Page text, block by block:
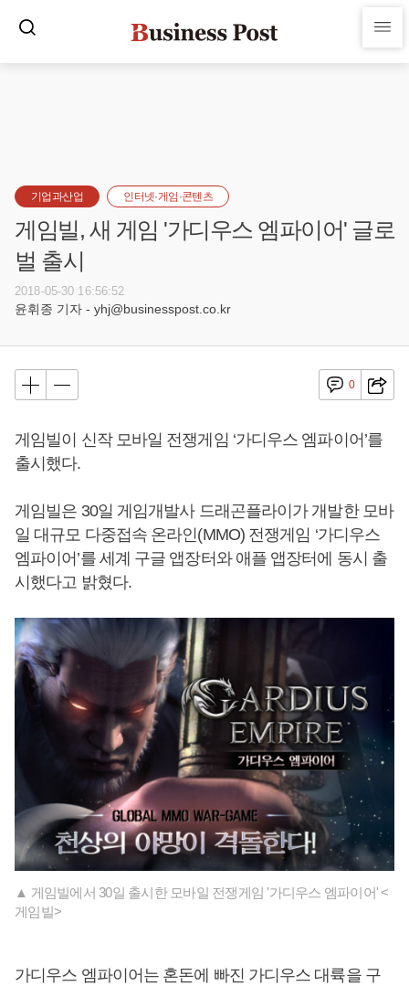
기업과산업 인터넷·게임·콘텐츠
게임빌, 새 게임 '가디우스 엠파이어' 글로
벌 출시
2018-05-30 16:56:52
윤휘종 기자 - yhj@businesspost.co.kr
0
게임빌이 신작 모바일 전쟁게임 ‘가디우스 엠파이어’를
출시했다.
게임빌은 30일 게임개발사 드래곤플라이가 개발한 모바
일 대규모 다중접속 온라인(MMO) 전쟁게임 ‘가디우스
엠파이어’를 세계 구글 앱장터와 애플 앱장터에 동시 출
시했다고 밝혔다.
▲ 게임빌에서 30일 출시한 모바일 전쟁게임 '가디우스 엠파이어' <
게임빌>
가디우스 엠파이어는 혼돈에 빠진 가디우스 대륙을 구